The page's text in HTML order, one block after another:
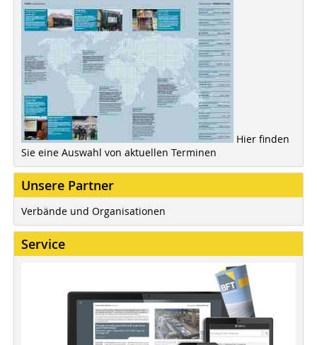
Hier finden
Sie eine Auswahl von aktuellen Terminen
Unsere Partner
Verbände und Organisationen
Service